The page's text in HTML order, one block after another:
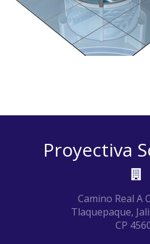
Proyectiva
Camino Real A
Tlaquepaque,
CP